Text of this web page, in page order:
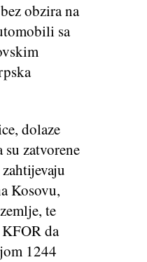
obzira na
sa
dolaze
zatvorene
Kosovu,
te
da
1244